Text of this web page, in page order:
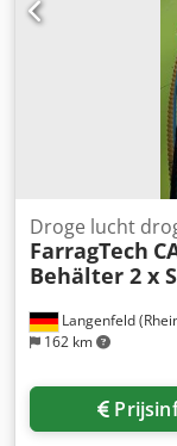
Langenfeld
162 km
Droge lucht
FarragTech
Behälter 2 x